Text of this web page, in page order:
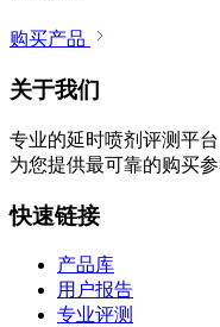
购买产品
关于我们
专业的延时喷剂评测平
为您提供最可靠的购买参
快速链接
产品库
用户报告
专业评测